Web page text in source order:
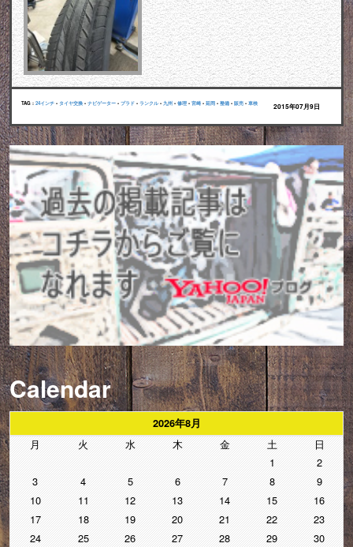
TAG : 24インチ • タイヤ交換 • ナビゲーター • プラド • ランクル • 九州 • 修理 • 宮崎 • 延岡 • 整備 • 販売 • 車検 2015年07月9日
Calendar
2026年8月
月 火 水 木 金 土
日
1
2
3
4 5 6 7 8
9
10
11 12 13 14 15
16
17
18 19 20 21 22
23
24
25 26 27 28 29
30